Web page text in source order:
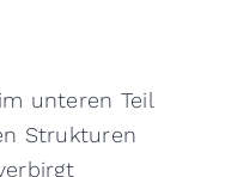
unteren Teil
Strukturen